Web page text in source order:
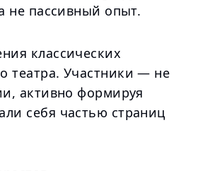
не пассивный опыт.
классических
театра. Участники — не
активно формируя
себя частью страниц